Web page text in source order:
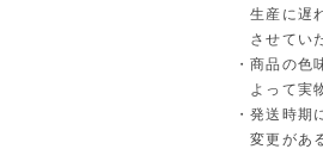
生産に遅
させてい
・商品の色
よって実
・発送時期
変更があ